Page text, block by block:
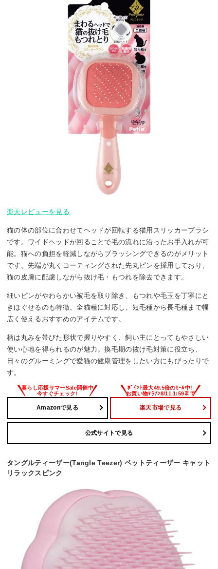
楽天レビューを見る
猫の体の部位に合わせてヘッドが回転する猫用スリッカーブラシ
です。ワイドヘッドが回ることで毛の流れに沿ったお手入れが可
能。猫への負担を軽減しながらブラッシングできるのがメリット
です。先端が丸くコーティングされた先丸ピンを採用しており、
猫の皮膚に配慮しながら抜け毛・もつれを除去できます。
細いピンがやわらかい被毛を取り除き、もつれや毛玉を丁寧にと
きほぐせるのも特徴。全猫種に対応し、短毛種から長毛種まで幅
広く使えるおすすめのアイテムです。
柄は丸みを帯びた形状で握りやすく、飼い主にとってもやさしい
使い心地を得られるのが魅力。換毛期の抜け毛対策に役立ち、
日々のグルーミングで愛猫の健康管理をしたい方にもぴったりで
す。
Amazonで見る 楽天市場で見る
公式サイトで見る
タングルティーザー(Tangle Teezer) ペットティーザー キャット
リラックスピンク